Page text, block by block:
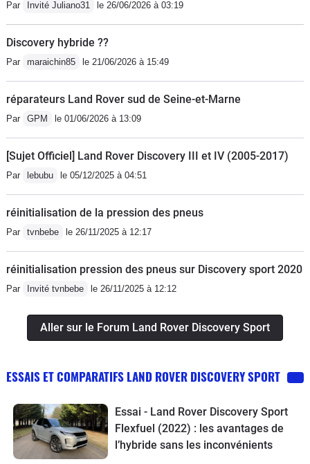
Par Invité Juliano31 le 26/06/2026 à 03:19
Discovery hybride ??
Par maraichin85 le 21/06/2026 à 15:49
réparateurs Land Rover sud de Seine-et-Marne
Par GPM le 01/06/2026 à 13:09
[Sujet Officiel] Land Rover Discovery III et IV (2005-2017)
Par lebubu le 05/12/2025 à 04:51
réinitialisation de la pression des pneus
Par tvnbebe le 26/11/2025 à 12:17
réinitialisation pression des pneus sur Discovery sport 2020
Par Invité tvnbebe le 26/11/2025 à 12:12
Aller sur le Forum Land Rover Discovery Sport
ESSAIS ET COMPARATIFS LAND ROVER DISCOVERY SPORT
Essai - Land Rover Discovery Sport
Flexfuel (2022) : les avantages de
l’hybride sans les inconvénients